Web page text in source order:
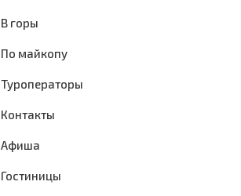
В горы
По майкопу
Туроператоры
Контакты
Афиша
Гостиницы